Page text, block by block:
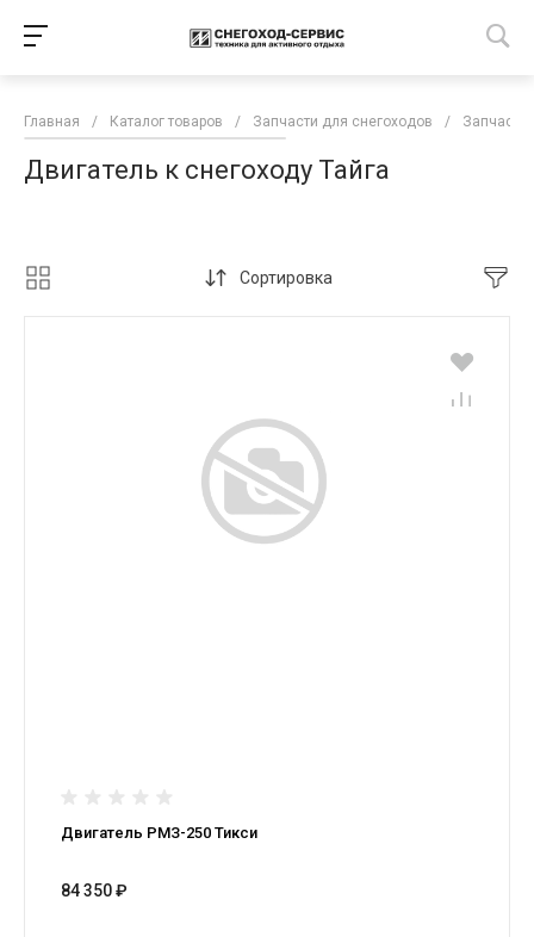
Главная / Каталог товаров / Запчасти для снегоходов / Запчасти
Двигатель к снегоходу Тайга
Сортировка
Двигатель РМЗ-250 Тикси
84 350 ₽